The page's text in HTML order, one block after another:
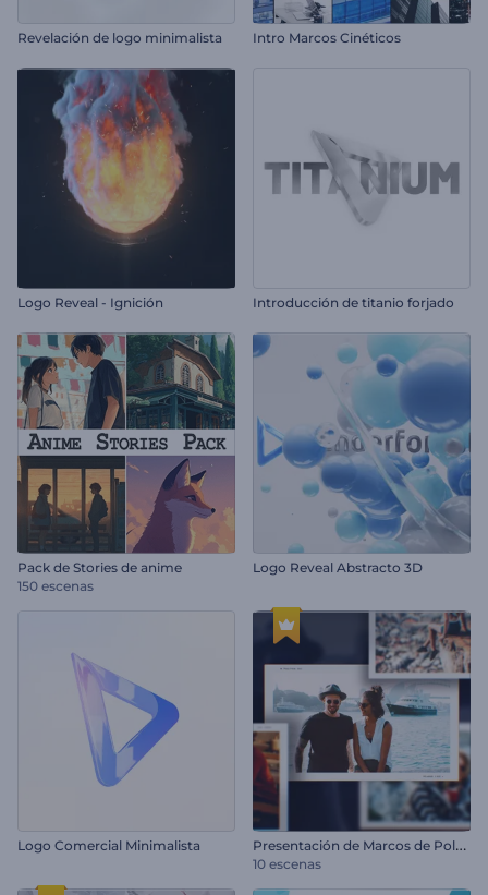
Revelación de logo minimalista Intro Marcos Cinéticos
Logo Reveal - Ignición Introducción de titanio forjado
Pack de Stories de anime
150 escenas
Logo Reveal Abstracto 3D
Logo Comercial Minimalista P
resentación de Marcos de Polaroids
10 escenas